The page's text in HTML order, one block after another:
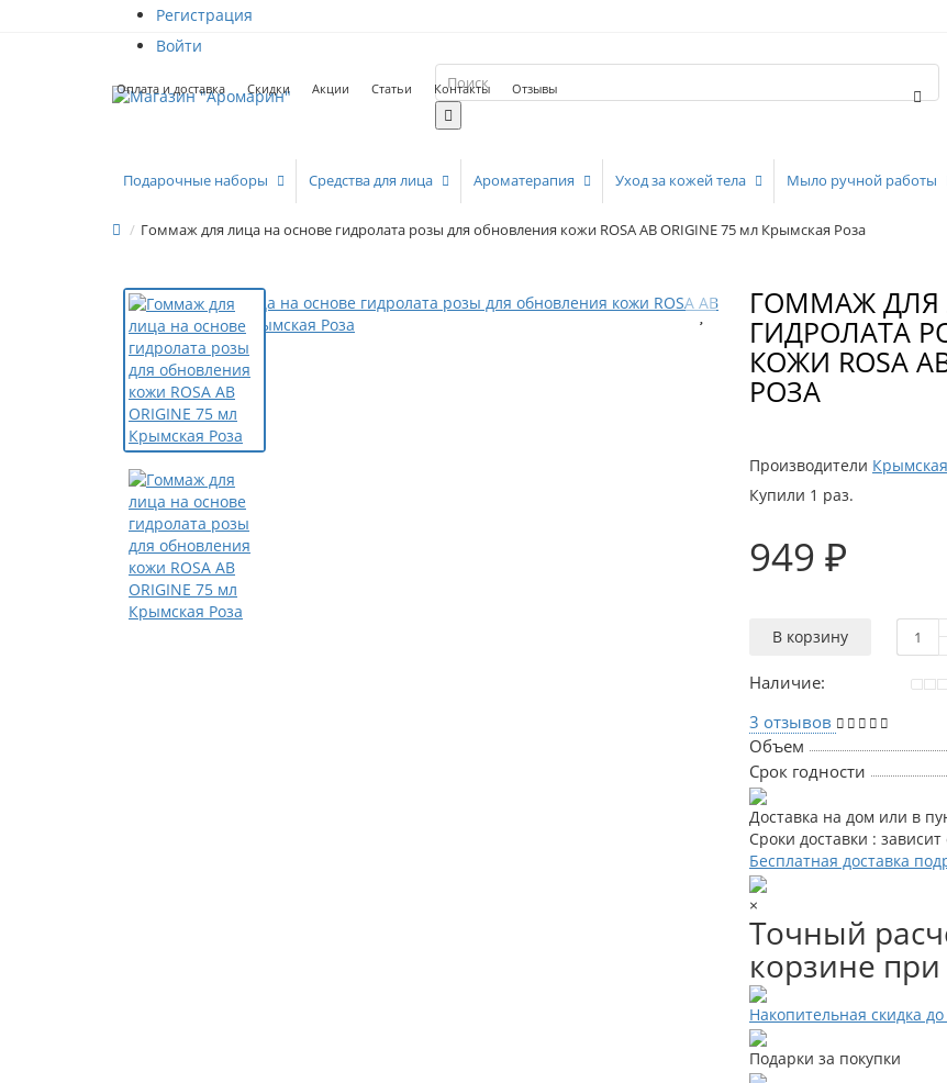
Регистрация
Войти
Оплата и доставка Скидки Акции Статьи Контакты Отзывы
Подарочные наборы Средства для лица Ароматерапия Уход за кожей тела Мыло ручной работы
Гоммаж для лица на основе гидролата розы для обновления кожи ROSA AB ORIGINE 75 мл Крымская Роза
ГОММАЖ ДЛЯ
ГИДРОЛАТА
КОЖИ ROSA
РОЗА
Производители
Купили 1 раз.
949 ₽
В корзину
Наличие:
3 отзывов
Объем
Срок годности
Доставка на дом или в
Сроки доставки :
Бесплатная доставка
×
Точный
корзине
Накопительная скидка до
Подарки за покупки